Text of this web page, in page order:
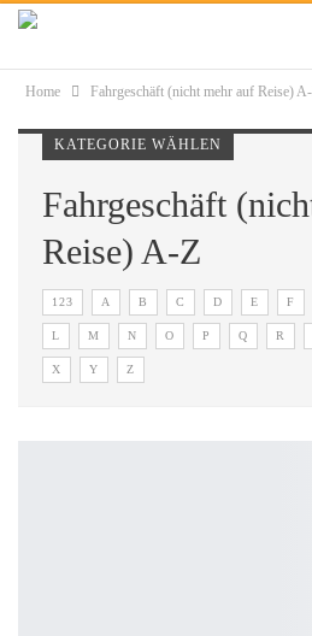
Home Fahrgeschäft (nicht mehr auf Reise)
KATEGORIE WÄHLEN
Fahrgeschäft
Reise) A-Z
123 A B C D E F
L M N O P Q R
X Y Z